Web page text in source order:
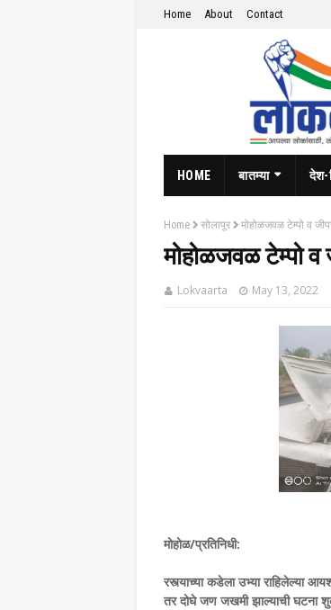
Home About Contact
HOME बातम्या देश-
Home सोलापूर मोहोळजवळ टेम्पो व
मोहोळजवळ टेम्पो व
Lokvaarta May 13, 2022
मोहोळ/प्रतिनिधी:
रस्त्याच्या कडेला उभ्या राहिलेल्या
तर दोघे जण जखमी झाल्याची घटना